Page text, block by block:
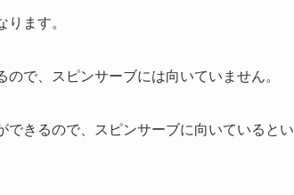
ます。
で、スピンサーブには向いていません。
きるので、スピンサーブに向いているとい